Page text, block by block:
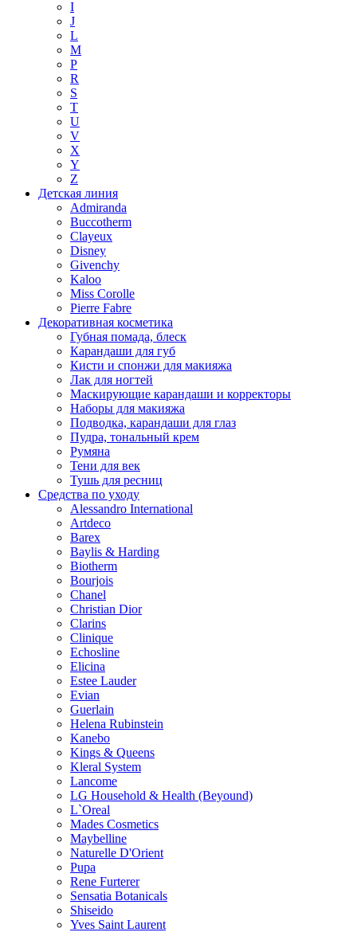
I
J
L
M
P
R
S
T
U
V
X
Y
Z
Детская линия
Admiranda
Buccotherm
Clayeux
Disney
Givenchy
Kaloo
Miss Corolle
Pierre Fabre
Декоративная косметика
Губная помада, блеск
Карандаши для губ
Кисти и спонжи для макияжа
Лак для ногтей
Маскирующие карандаши и корректоры
Наборы для макияжа
Подводка, карандаши для глаз
Пудра, тональный крем
Румяна
Тени для век
Тушь для ресниц
Средства по уходу
Alessandro International
Artdeco
Barex
Baylis & Harding
Biotherm
Bourjois
Chanel
Christian Dior
Clarins
Clinique
Echosline
Elicina
Estee Lauder
Evian
Guerlain
Helena Rubinstein
Kanebo
Kings & Queens
Kleral System
Lancome
LG Household & Health (Beyound)
L`Oreal
Mades Cosmetics
Maybelline
Naturelle D'Orient
Pupa
Rene Furterer
Sensatia Botanicals
Shiseido
Yves Saint Laurent